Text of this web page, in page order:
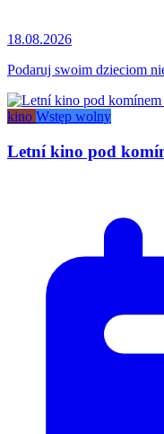
18.08.2026
Podaruj swoim dzieciom
kino Wstęp wolny
Letní kino pod